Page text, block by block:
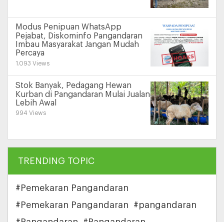
Modus Penipuan WhatsApp
Pejabat, Diskominfo Pangandaran
Imbau Masyarakat Jangan Mudah
Percaya
1.093 Views
Stok Banyak, Pedagang Hewan
Kurban di Pangandaran Mulai Jualan
Lebih Awal
994 Views
TRENDING TOPIC
#Pemekaran Pangandaran
#Pemekaran Pangandaran
#pangandaran